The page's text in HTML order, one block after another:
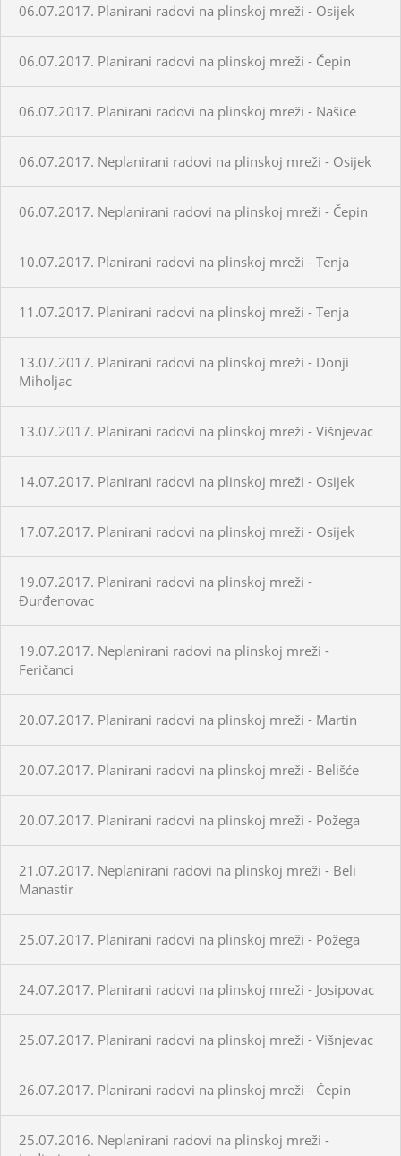
06.07.2017. Planirani radovi na plinskoj mreži - Osijek
06.07.2017. Planirani radovi na plinskoj mreži - Čepin
06.07.2017. Planirani radovi na plinskoj mreži - Našice
06.07.2017. Neplanirani radovi na plinskoj mreži - Osijek
06.07.2017. Neplanirani radovi na plinskoj mreži - Čepin
10.07.2017. Planirani radovi na plinskoj mreži - Tenja
11.07.2017. Planirani radovi na plinskoj mreži - Tenja
13.07.2017. Planirani radovi na plinskoj mreži - Donji
Miholjac
13.07.2017. Planirani radovi na plinskoj mreži - Višnjevac
14.07.2017. Planirani radovi na plinskoj mreži - Osijek
17.07.2017. Planirani radovi na plinskoj mreži - Osijek
19.07.2017. Planirani radovi na plinskoj mreži -
Đurđenovac
19.07.2017. Neplanirani radovi na plinskoj mreži -
Feričanci
20.07.2017. Planirani radovi na plinskoj mreži - Martin
20.07.2017. Planirani radovi na plinskoj mreži - Belišće
20.07.2017. Planirani radovi na plinskoj mreži - Požega
21.07.2017. Neplanirani radovi na plinskoj mreži - Beli
Manastir
25.07.2017. Planirani radovi na plinskoj mreži - Požega
24.07.2017. Planirani radovi na plinskoj mreži - Josipovac
25.07.2017. Planirani radovi na plinskoj mreži - Višnjevac
26.07.2017. Planirani radovi na plinskoj mreži - Čepin
25.07.2016. Neplanirani radovi na plinskoj mreži -